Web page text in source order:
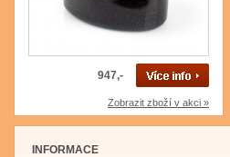
947,-
Zobrazit zboží v akci »
INFORMACE